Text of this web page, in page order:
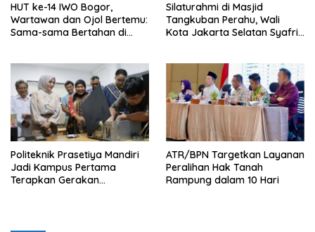
HUT ke-14 IWO Bogor,
Wartawan dan Ojol Bertemu:
Sama-sama Bertahan di
Silaturahmi di Masjid
Tangkuban Perahu, Wali
Kota Jakarta Selatan Syafrin
Politeknik Prasetiya Mandiri
Jadi Kampus Pertama
Terapkan Gerakan
ATR/BPN Targetkan Layanan
Peralihan Hak Tanah
Rampung dalam 10 Hari